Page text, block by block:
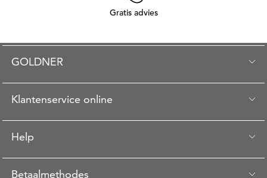
Gratis advies
GOLDNER
Klantenservice online
Help
Betaalmethodes